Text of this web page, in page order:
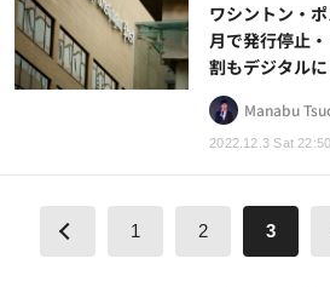
2022.12.3 Sat 22:50
ワシントン・
月で発行停止
割もデジタルに
Manabu
1 2 3